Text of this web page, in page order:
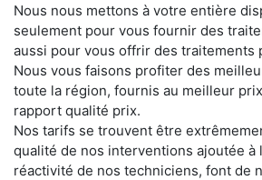
Nous nous mettons à votre entière
seulement pour vous fournir des
aussi pour vous offrir des traitements
Nous vous faisons profiter des
toute la région, fournis au meilleur
rapport qualité prix.
Nos tarifs se trouvent être
qualité de nos interventions ajoutée à
réactivité de nos techniciens, font de